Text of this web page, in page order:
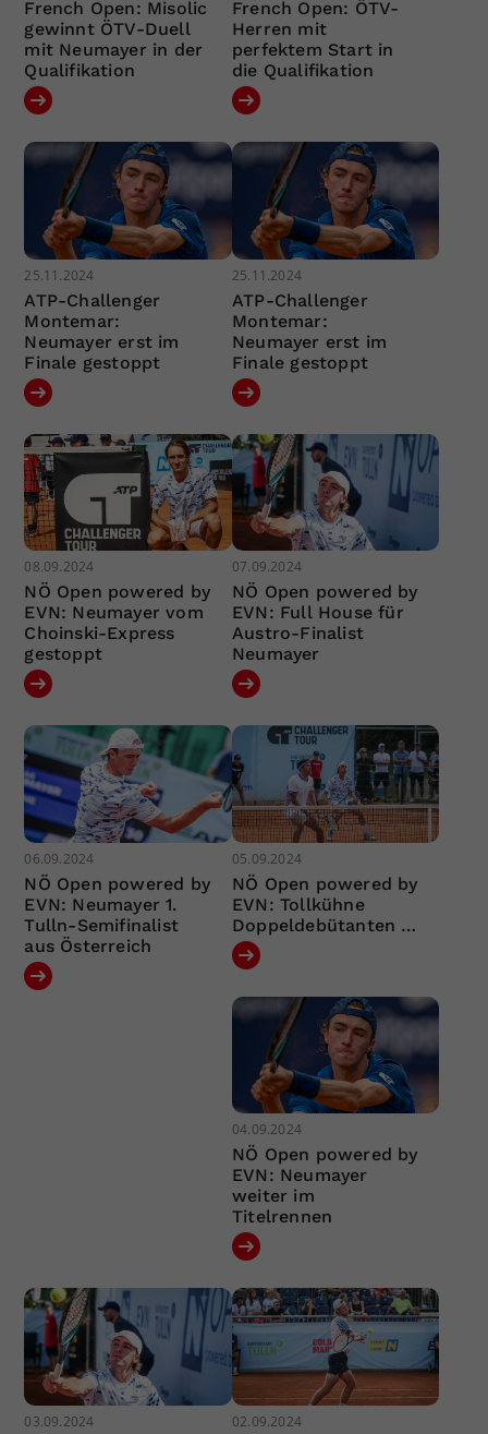
French Open: Misolic
gewinnt ÖTV-Duell
mit Neumayer in der
Qualifikation
French Open: ÖTV-
Herren mit
perfektem Start in
die Qualifikation
25.11.2024
ATP-Challenger
Montemar:
Neumayer erst im
Finale gestoppt
25.11.2024
ATP-Challenger
Montemar:
Neumayer erst im
Finale gestoppt
08.09.2024
NÖ Open powered by
EVN: Neumayer vom
Choinski-Express
gestoppt
07.09.2024
NÖ Open powered by
EVN: Full House für
Austro-Finalist
Neumayer
06.09.2024
NÖ Open powered by
EVN: Neumayer 1.
Tulln-Semifinalist
aus Österreich
05.09.2024
NÖ Open powered by
EVN: Tollkühne
Doppeldebütanten …
04.09.2024
NÖ Open powered by
EVN: Neumayer
weiter im
Titelrennen
03.09.2024 02.09.2024